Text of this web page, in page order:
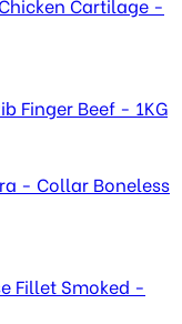
Finger Beef - 1KG
- Collar Boneless
Fillet Smoked -